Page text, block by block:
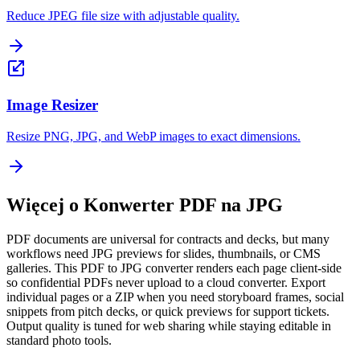
Reduce JPEG file size with adjustable quality.
Image Resizer
Resize PNG, JPG, and WebP images to exact dimensions.
Więcej o Konwerter PDF na JPG
PDF documents are universal for contracts and decks, but many
workflows need JPG previews for slides, thumbnails, or CMS
galleries. This PDF to JPG converter renders each page client-side
so confidential PDFs never upload to a cloud converter. Export
individual pages or a ZIP when you need storyboard frames, social
snippets from pitch decks, or quick previews for support tickets.
Output quality is tuned for web sharing while staying editable in
standard photo tools.